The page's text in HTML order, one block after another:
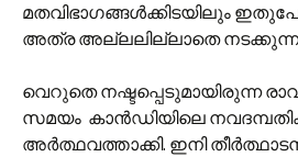
മതവിഭാഗങ്ങൾക്കിടയിലും
അത്ര അല്ലലില്ലാതെ
വെറുതെ നഷ്ടപ്പെടുമായിരുന്ന
സമയം കാൻഡിയിലെ
അർത്ഥവത്താക്കി. ഇനി